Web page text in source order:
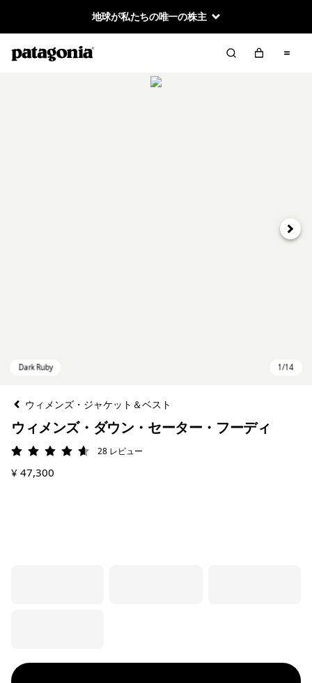
地球が私たちの唯一の株主
次へ
ウィメンズ・ジャケット＆ベスト
ウィメンズ・ダウン・セーター・フーディ
評価: 4.6 / 5
28 レビュー
¥ 47,300